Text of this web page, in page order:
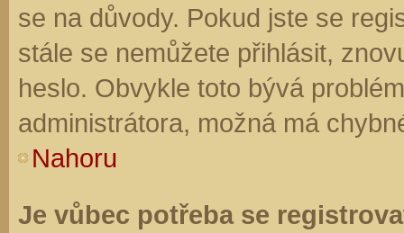
se na důvody. Pokud jste se
stále se nemůžete přihlásit,
heslo. Obvykle toto bývá
administrátora, možná má
Nahoru
Je vůbec potřeba se